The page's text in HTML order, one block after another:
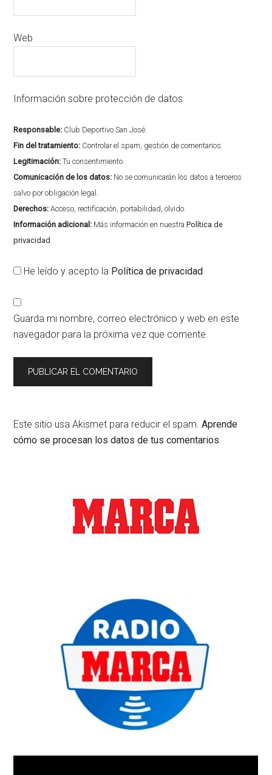
Web
Información sobre protección de datos
Responsable: Club Deportivo San José.
Fin del tratamiento: Controlar el spam, gestión de comentarios.
Legitimación: Tu consentimiento.
Comunicación de los datos: No se comunicarán los datos a terceros
salvo por obligación legal.
Derechos: Acceso, rectificación, portabilidad, olvido.
Información adicional: Más información en nuestraPolítica de
privacidad .
He leído y acepto la Política de privacidad
Guarda mi nombre, correo electrónico y web en este
navegador para la próxima vez que comente.
Este sitio usa Akismet para reducir el spam.Aprende
cómo se procesan los datos de tus comentarios.